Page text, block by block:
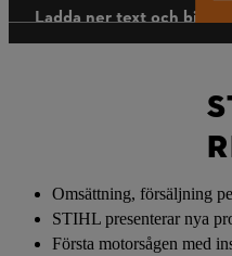
Ladda ner text och bilder
Omsättning, försäljning
STIHL presenterar nya
Första motorsågen med